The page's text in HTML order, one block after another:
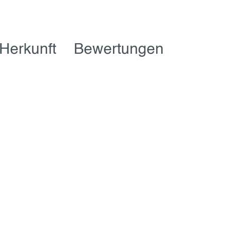
Bewertungen